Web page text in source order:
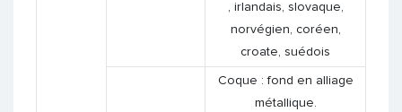
, irlandais, slovaque,
norvégien, coréen,
croate, suédois
Coque : fond en alliage
métallique.